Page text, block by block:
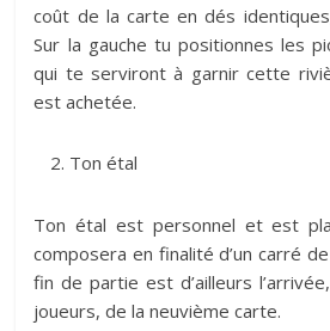
coût de la carte en dés
Sur la gauche tu positionnes les
qui te serviront à garnir cette
est achetée.
Ton étal
Ton étal est personnel et est
composera en finalité d’un carré
fin de partie est d’ailleurs
joueurs, de la neuvième carte.